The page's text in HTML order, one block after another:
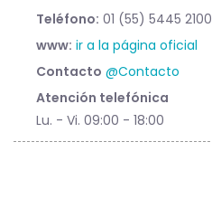
Teléfono: 01 (55) 5445 2100
www: ir a la página oficial
Contacto @Contacto
Atención telefónica
Lu. - Vi. 09:00 - 18:00